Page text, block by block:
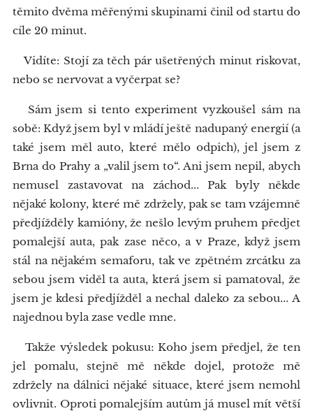
těmito dvěma měřenými skupinami činil od startu do
cíle 20 minut.
Vidíte: Stojí za těch pár ušetřených minut riskovat,
nebo se nervovat a vyčerpat se?
Sám jsem si tento experiment vyzkoušel sám na
sobě: Když jsem byl v mládí ještě nadupaný energií (a
také jsem měl auto, které mělo odpich), jel jsem z
Brna do Prahy a „valil jsem to“. Ani jsem nepil, abych
nemusel zastavovat na záchod... Pak byly někde
nějaké kolony, které mě zdržely, pak se tam vzájemně
předjížděly kamióny, že nešlo levým pruhem předjet
pomalejší auta, pak zase něco, a v Praze, když jsem
stál na nějakém semaforu, tak ve zpětném zrcátku za
sebou jsem viděl ta auta, která jsem si pamatoval, že
jsem je kdesi předjížděl a nechal daleko za sebou... A
najednou byla zase vedle mne.
Takže výsledek pokusu: Koho jsem předjel, že ten
jel pomalu, stejně mě někde dojel, protože mě
zdržely na dálnici nějaké situace, které jsem nemohl
ovlivnit. Oproti pomalejším autům já musel mít větší